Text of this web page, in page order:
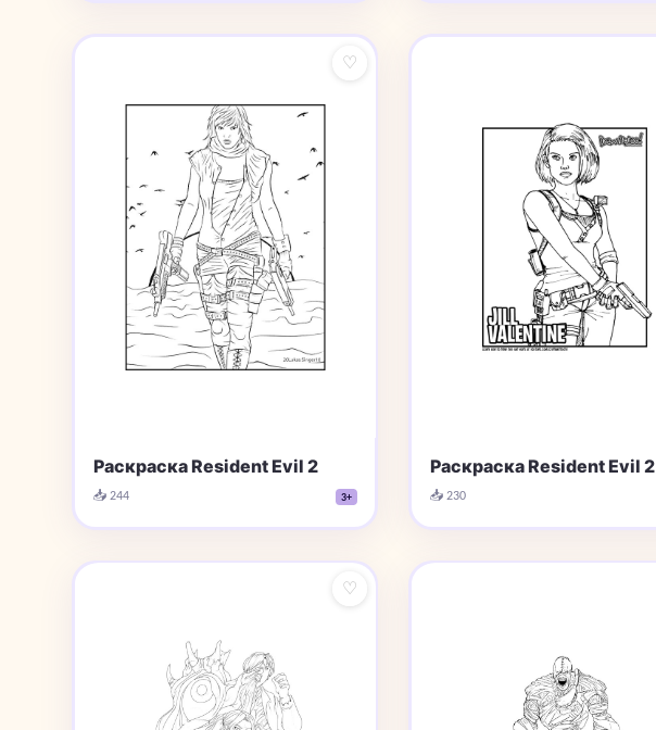
♡
Раскраска Resident Evil 2
📥 244 3+
Раскраска Resident Evil 2
📥 230
♡